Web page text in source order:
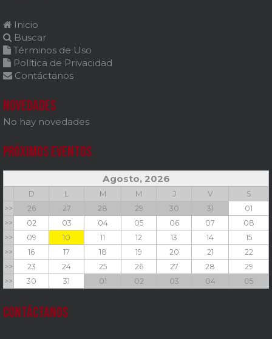
Inicio
Buscar
Términos de Uso
Política de Privacidad
Contáctanos
Novedades
No hay novedades
Próximos Eventos
Agosto, 2026
D L M M J V
S
>>
26 27 28 29 30 31
01
>>
02 03 04 05 06 07
08
>>
09 10 11 12 13 14
15
>>
16 17 18 19 20 21
22
>>
23 24 25 26 27 28
29
>>
30 31 01 02 03 04 05
Contáctanos